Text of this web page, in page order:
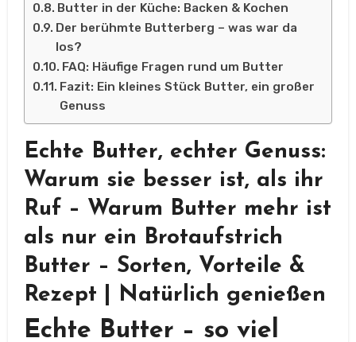
Butter in der Küche: Backen & Kochen
Der berühmte Butterberg – was war da
los?
FAQ: Häufige Fragen rund um Butter
Fazit: Ein kleines Stück Butter, ein großer
Genuss
Echte Butter, echter Genuss:
Warum sie besser ist, als ihr
Ruf – Warum Butter mehr ist
als nur ein Brotaufstrich
Butter – Sorten, Vorteile &
Rezept | Natürlich genießen
Echte Butter – so viel